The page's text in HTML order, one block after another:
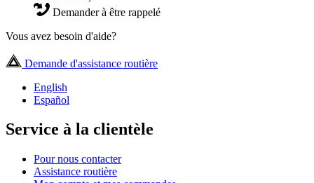
Demander à être rappelé
Vous avez besoin d'aide?
Demande d'assistance routière
English
Español
Service à la clientèle
Pour nous contacter
Assistance routière